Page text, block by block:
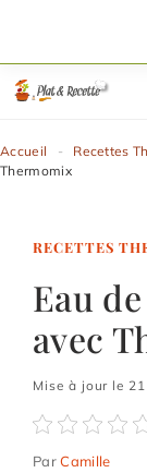
contenu
Accueil - Recettes
Thermomix
RECETTES
Eau
avec
Mise à jour le
ParCamille